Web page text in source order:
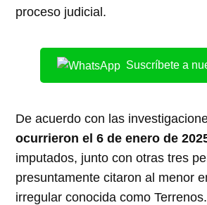
proceso judicial.
Suscríbete a
De acuerdo con las
ocurrieron el 6 de enero de
imputados, junto con otras tres
presuntamente citaron al menor
irregular conocida como Terrenos.